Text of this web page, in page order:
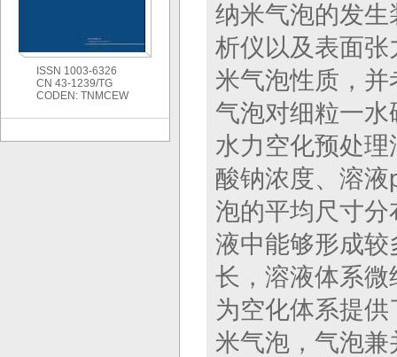
纳米气泡的发
析仪以及表面
米气泡性质，
气泡对细粒一
水力空化预处
酸钠浓度、溶
泡的平均尺寸
液中能够形成
长，溶液体系
为空化体系提
米气泡，气泡
ISSN 1003-6326
CN 43-1239/TG
CODEN: TNMCEW